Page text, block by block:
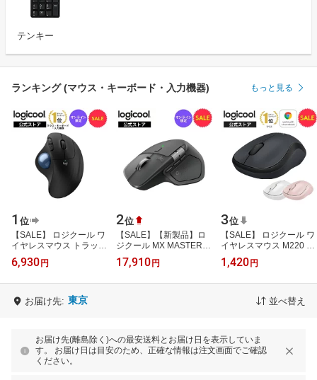
テンキー
ランキング (マウス・キーボード・入力機器) もっと見る
1 位
【SALE】 ロジクール ワ
イヤレスマウス トラック
ボール ERGO M575SP
無線 静音 Bluetooth &
6,930 円
2位
【SALE】【新製品】ロ
ジクール MX MASTER 4
アドバンスド ワイヤレス
マウス MX2400GRda 触
17,910 円
3位
【SALE】 ロジクール ワ
イヤレスマウス M220 無
線 マウス 静音 小型 左右
対称 ワイヤレス
1,420 円
お届け先: 東京 並べ替え
お届け先(離島除く)への最安送料とお届け日を表示していま
す。 お届け日は目安のため、正確な情報は注文画面でご確認
ください。